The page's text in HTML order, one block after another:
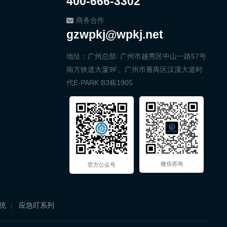
商务合作
gzwpkj@wpkj.net
地址：广州总部: 广州市越秀区中山一路57号
南方铁道大厦9F、广州市番禺区汉溪大道时
代E-PARK B3栋1905
官方公众号 微信咨询
应急叮系列